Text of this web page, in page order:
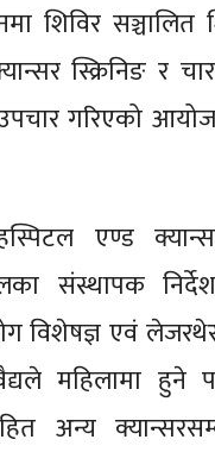
शिविर
स्क्रिनिङ र
गरिएको
एण्ड
संस्थापक
विशेषज्ञ एवं
महिलामा हुने
अन्य